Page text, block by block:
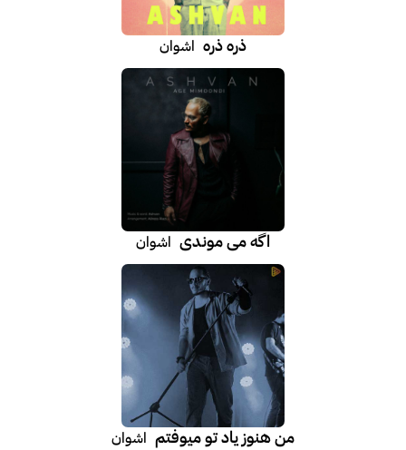
ذره ذره اشوان
اگه می موندی اشوان
من هنوز یاد تو میوفتم اشوان